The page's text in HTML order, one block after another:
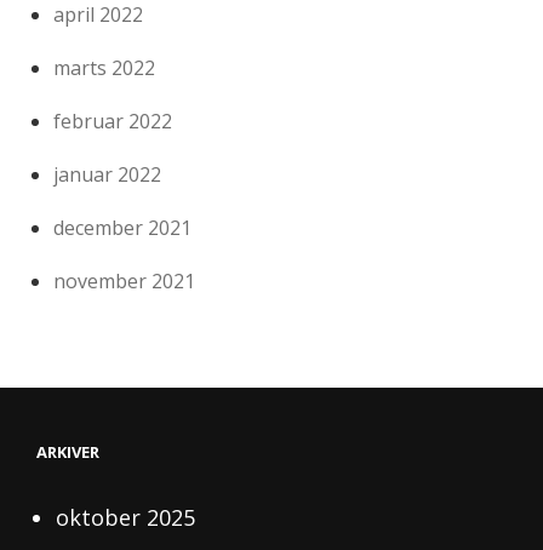
april 2022
marts 2022
februar 2022
januar 2022
december 2021
november 2021
ARKIVER
oktober 2025